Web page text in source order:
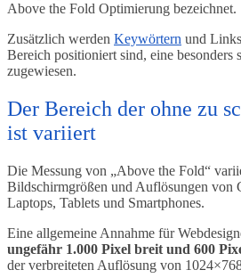
Above the Fold Optimierung bezeichnet.
Zusätzlich werden Keywörtern und
Bereich positioniert sind, eine besonders
zugewiesen.
Der Bereich der ohne zu
ist variiert
Die Messung von „Above the Fold“
Bildschirmgrößen und Auflösungen von
Laptops, Tablets und Smartphones.
Eine allgemeine Annahme für
ungefähr 1.000 Pixel breit und 600
der verbreiteten Auflösung von